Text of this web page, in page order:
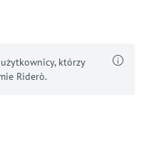
którzy
Riderò.